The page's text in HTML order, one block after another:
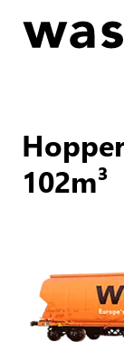
102m³